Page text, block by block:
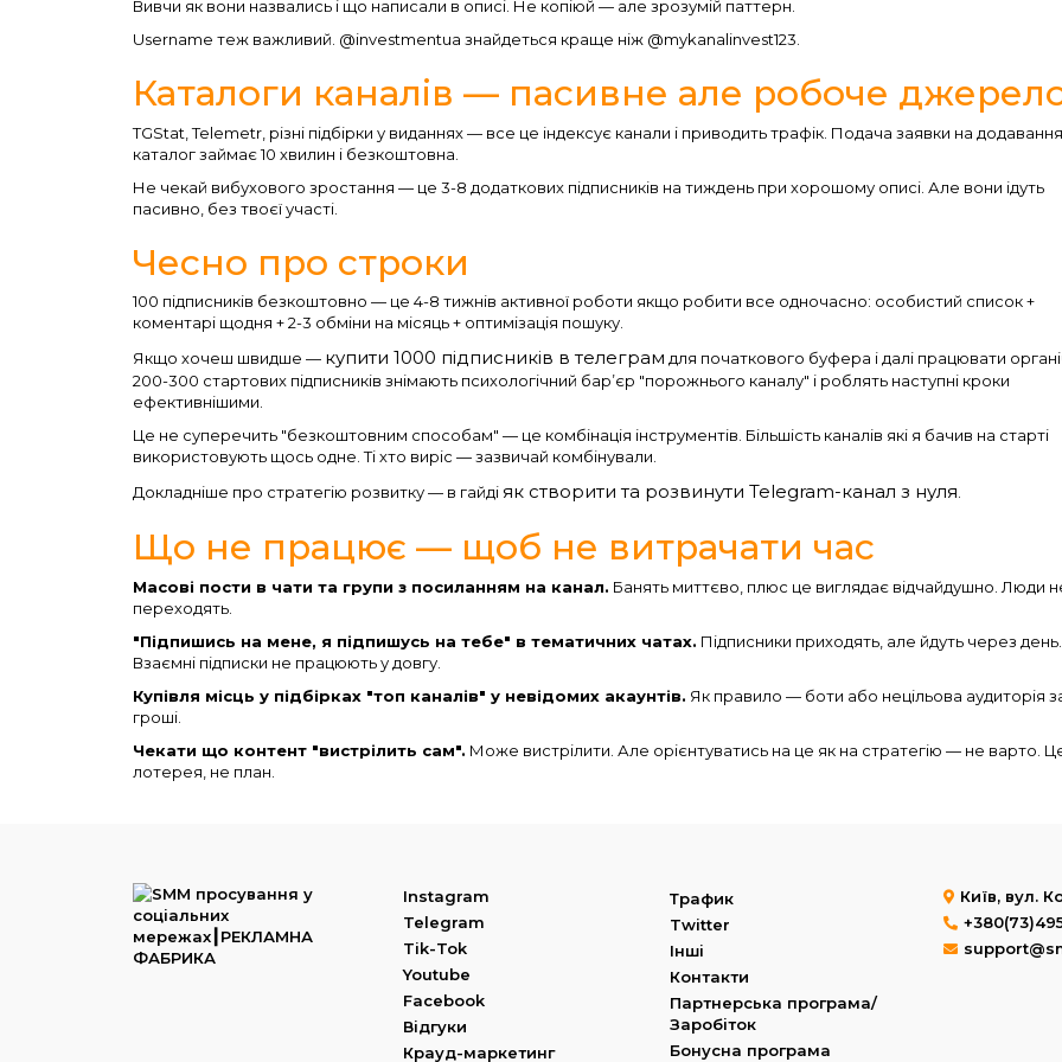
Вивчи як вони назвались і що написали в описі. Не копіюй — але зрозумій паттерн.
Username теж важливий. @investmentua знайдеться краще ніж @mykanalinvest123.
Каталоги каналів — пасивне але робоче
TGStat, Telemetr, різні підбірки у виданнях — все це індексує канали і приводить трафік. Подача заявки на
каталог займає 10 хвилин і безкоштовна.
Не чекай вибухового зростання — це 3-8 додаткових підписників на тиждень при хорошому описі. Але вони ідуть
пасивно, без твоєї участі.
Чесно про строки
100 підписників безкоштовно — це 4-8 тижнів активної роботи якщо робити все одночасно: особистий список +
коментарі щодня + 2-3 обміни на місяць + оптимізація пошуку.
Якщо хочеш швидше — купити 1000 підписників в телеграм для початкового буфера і далі працювати
200-300 стартових підписників знімають психологічний барʼєр "порожнього каналу" і роблять наступні кроки
ефективнішими.
Це не суперечить "безкоштовним способам" — це комбінація інструментів. Більшість каналів які я бачив на старті
використовують щось одне. Ті хто виріс — зазвичай комбінували.
Докладніше про стратегію розвитку — в гайді як створити та розвинути Telegram-канал з нуля
Що не працює — щоб не витрачати час
Масові пости в чати та групи з посиланням на канал. Банять миттєво, плюс це виглядає відчайдушно. Люди
переходять.
"Підпишись на мене, я підпишусь на тебе" в тематичних чатах. Підписники приходять, але йдуть через день.
Взаємні підписки не працюють у довгу.
Купівля місць у підбірках "топ каналів" у невідомих акаунтів. Як правило — боти або нецільова аудиторія
гроші.
Чекати що контент "вистрілить сам". Може вистрілити. Але орієнтуватись на це як на стратегію — не варто.
лотерея, не план.
Instagram
Telegram
Tik-Tok
Youtube
Facebook
Відгуки
Крауд-маркетинг
Трафик
Twitter
Інші
Контакти
Партнерська програма/
Заробіток
Бонусна програма
Київ, вул.